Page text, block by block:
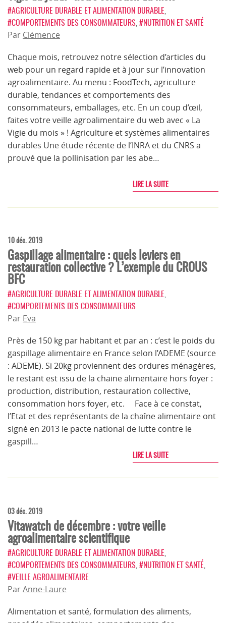
#AGRICULTURE DURABLE ET ALIMENTATION DURABLE
#COMPORTEMENTS DES CONSOMMATEURS #NUTRITION ET SANTÉ
Par Clémence
Chaque mois, retrouvez notre sélection d’articles du
web pour un regard rapide et à jour sur l’innovation
agroalimentaire. Au menu : FoodTech, agriculture
durable, tendances et comportements des
consommateurs, emballages, etc. En un coup d’œil,
faites votre veille agroalimentaire du web avec « La
Vigie du mois » ! Agriculture et systèmes alimentaires
durables Une étude récente de l’INRA et du CNRS a
prouvé que la pollinisation par les abe…
LIRE LA SUITE
10 déc. 2019
Gaspillage alimentaire : quels leviers en
restauration collective ? L’exemple du CROUS
BFC
#AGRICULTURE DURABLE ET ALIMENTATION DURABLE
#COMPORTEMENTS DES CONSOMMATEURS
Par Eva
Près de 150 kg par habitant et par an : c’est le poids du
gaspillage alimentaire en France selon l’ADEME (source
: ADEME). Si 20kg proviennent des ordures ménagères,
le restant est issu de la chaine alimentaire hors foyer :
production, distribution, restauration collective,
consommation hors foyer, etc. Face à ce constat,
l’Etat et des représentants de la chaîne alimentaire ont
signé en 2013 le pacte national de lutte contre le
gaspill…
LIRE LA SUITE
03 déc. 2019
Vitawatch de décembre : votre veille
agroalimentaire scientifique
#AGRICULTURE DURABLE ET ALIMENTATION DURABLE
#COMPORTEMENTS DES CONSOMMATEURS #NUTRITION ET SANTÉ
#VEILLE AGROALIMENTAIRE
ParAnne-Laure
Alimentation et santé, formulation des aliments,